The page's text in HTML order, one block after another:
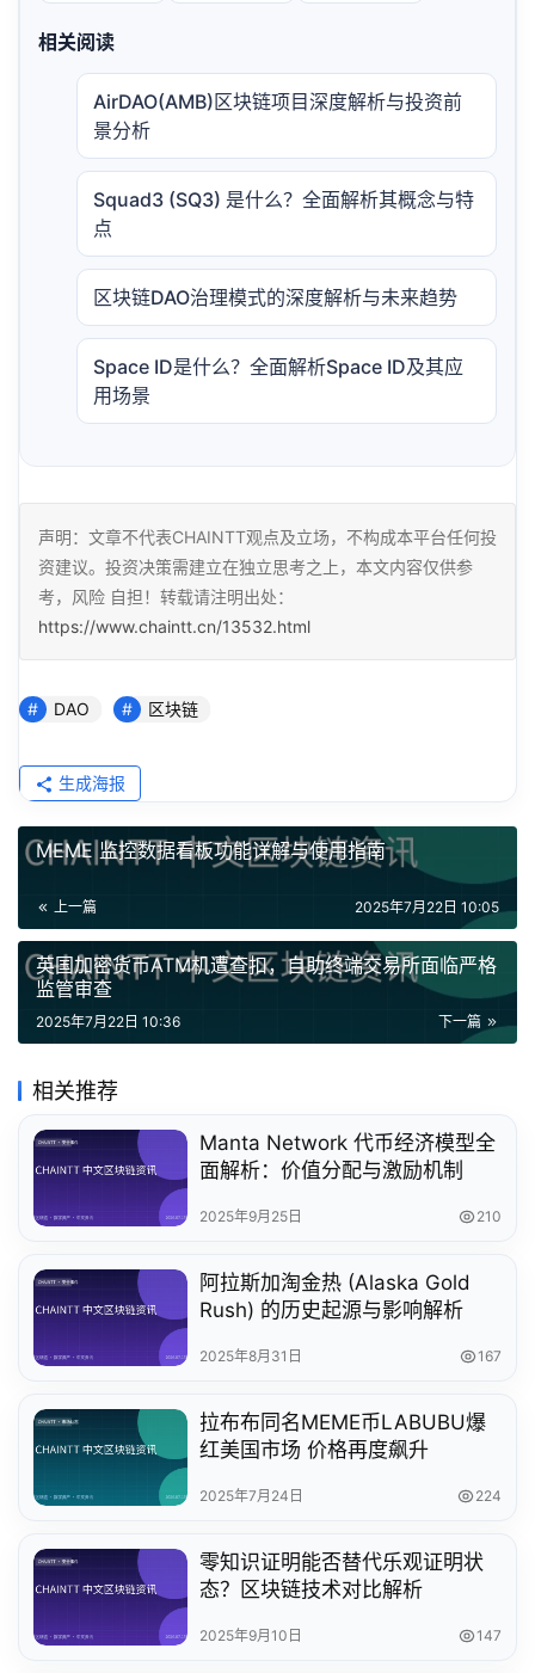
相关阅读
AirDAO(AMB)区块链项目深度解析与投资前
景分析
Squad3 (SQ3) 是什么？全面解析其概念与特
点
区块链DAO治理模式的深度解析与未来趋势
Space ID是什么？全面解析Space ID及其应
用场景
声明：文章不代表CHAINTT观点及立场，不构成本平台任何投
资建议。投资决策需建立在独立思考之上，本文内容仅供参
考，风险 自担！转载请注明出处：
https://www.chaintt.cn/13532.html
DAO 区块链
生成海报
MEME 监控数据看板功能详解与使用指南
上一篇 2025年7月22日 10:05
英国加密货币ATM机遭查扣，自助终端交易所面临严格
监管审查
下一篇
2025年7月22日 10:36
相关推荐
Manta Network 代币经济模型全
面解析：价值分配与激励机制
2025年9月25日 210
阿拉斯加淘金热 (Alaska Gold
Rush) 的历史起源与影响解析
2025年8月31日 167
拉布布同名MEME币LABUBU爆
红美国市场 价格再度飙升
2025年7月24日 224
零知识证明能否替代乐观证明状
态？区块链技术对比解析
2025年9月10日 147